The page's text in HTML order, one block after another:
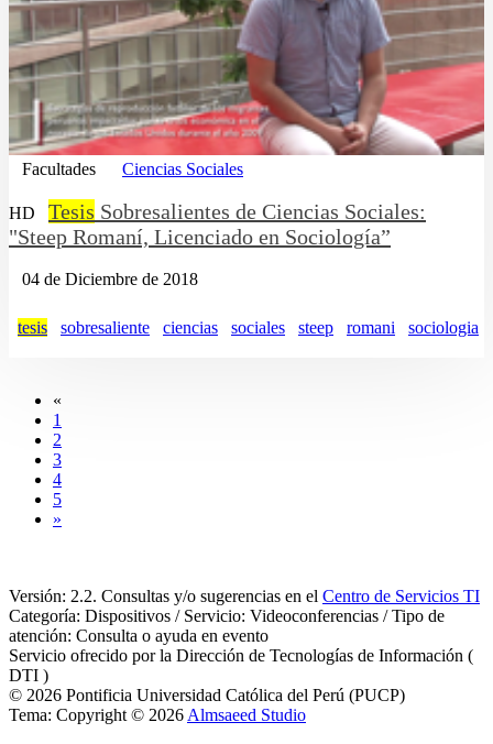
Facultades Ciencias Sociales
HD Tesis Sobresalientes de Ciencias Sociales:
"Steep Romaní, Licenciado en Sociología”
04 de Diciembre de 2018
tesis sobresaliente ciencias sociales steep romani sociologia
«
1
2
3
4
5
»
Versión: 2.2. Consultas y/o sugerencias en el Centro de Servicios TI
Categoría: Dispositivos / Servicio: Videoconferencias / Tipo de
atención: Consulta o ayuda en evento
Servicio ofrecido por la Dirección de Tecnologías de Información (
DTI )
© 2026 Pontificia Universidad Católica del Perú (PUCP)
Tema: Copyright © 2026 Almsaeed Studio